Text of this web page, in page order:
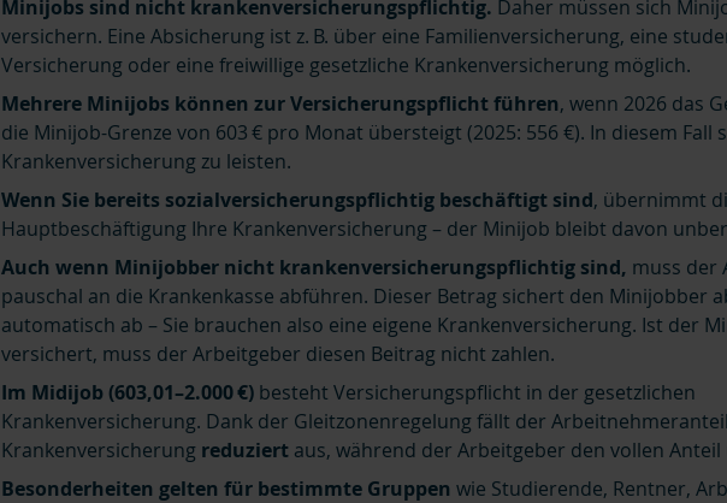
Minijobs sind nicht krankenversicherungspflichtig. Daher müssen sich
versichern. Eine Absicherung ist z. B. über eine Familienversicherung, eine
Versicherung oder eine freiwillige gesetzliche Krankenversicherung möglich.
Mehrere Minijobs können zur Versicherungspflicht führen, wenn 2026 das
die Minijob-Grenze von 603 € pro Monat übersteigt (2025: 556 €). In diesem Fall
Krankenversicherung zu leisten.
Wenn Sie bereits sozialversicherungspflichtig beschäftigt sind, übernimmt
Hauptbeschäftigung Ihre Krankenversicherung – der Minijob bleibt davon
Auch wenn Minijobber nicht krankenversicherungspflichtig sind, muss der
pauschal an die Krankenkasse abführen. Dieser Betrag sichert den Minijobber
automatisch ab – Sie brauchen also eine eigene Krankenversicherung. Ist der
versichert, muss der Arbeitgeber diesen Beitrag nicht zahlen.
Im Midijob (603,01–2.000 €) besteht Versicherungspflicht in der gesetzlichen
Krankenversicherung. Dank der Gleitzonenregelung fällt der
Krankenversicherung reduziert aus, während der Arbeitgeber den vollen
Besonderheiten gelten für bestimmte Gruppen wie Studierende, Rentner,